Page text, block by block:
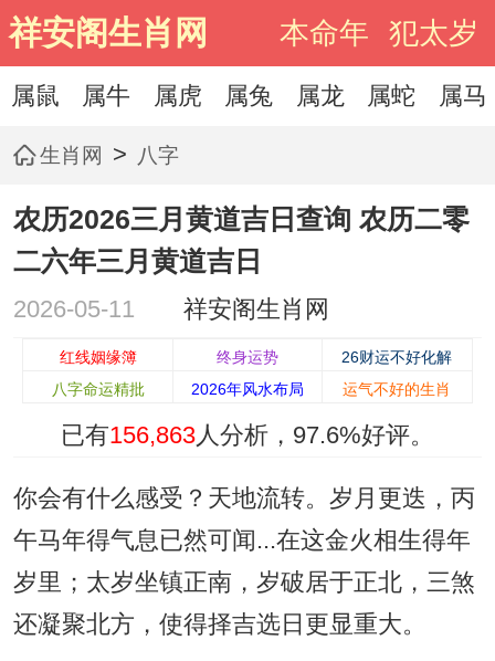
祥安阁生肖网 本命年 犯太岁
属鼠 属牛 属虎 属兔 属龙 属蛇 属马
生肖网 > 八字
农历2026三月黄道吉日查询 农历二零
二六年三月黄道吉日
2026-05-11 祥安阁生肖网
红线姻缘簿 终身运势
26财运不好化解
八字命运精批
2026年风水布局 运气不好的生肖
已有156,863人分析， 97.6%好评。
你会有什么感受？天地流转。岁月更迭，丙
午马年得气息已然可闻...在这金火相生得年
岁里；太岁坐镇正南，岁破居于正北，三煞
还凝聚北方，使得择吉选日更显重大。